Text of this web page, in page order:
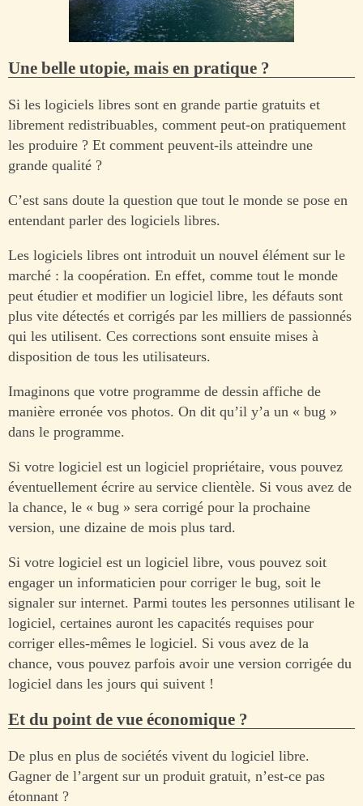
Une belle utopie, mais en pratique ?
Si les logiciels libres sont en grande partie gratuits et
librement redistribuables, comment peut-on pratiquement
les produire ? Et comment peuvent-ils atteindre une
grande qualité ?
C’est sans doute la question que tout le monde se pose en
entendant parler des logiciels libres.
Les logiciels libres ont introduit un nouvel élément sur le
marché : la coopération. En effet, comme tout le monde
peut étudier et modifier un logiciel libre, les défauts sont
plus vite détectés et corrigés par les milliers de passionnés
qui les utilisent. Ces corrections sont ensuite mises à
disposition de tous les utilisateurs.
Imaginons que votre programme de dessin affiche de
manière erronée vos photos. On dit qu’il y’a un « bug »
dans le programme.
Si votre logiciel est un logiciel propriétaire, vous pouvez
éventuellement écrire au service clientèle. Si vous avez de
la chance, le « bug » sera corrigé pour la prochaine
version, une dizaine de mois plus tard.
Si votre logiciel est un logiciel libre, vous pouvez soit
engager un informaticien pour corriger le bug, soit le
signaler sur internet. Parmi toutes les personnes utilisant le
logiciel, certaines auront les capacités requises pour
corriger elles-mêmes le logiciel. Si vous avez de la
chance, vous pouvez parfois avoir une version corrigée du
logiciel dans les jours qui suivent !
Et du point de vue économique ?
De plus en plus de sociétés vivent du logiciel libre.
Gagner de l’argent sur un produit gratuit, n’est-ce pas
étonnant ?